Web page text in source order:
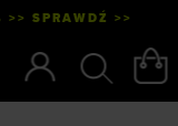
>> SPRAWDŹ >>